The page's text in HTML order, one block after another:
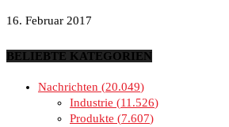
16. Februar 2017
BELIEBTE KATEGORIEN
Nachrichten
20.049
Industrie
11.526
Produkte
7.607